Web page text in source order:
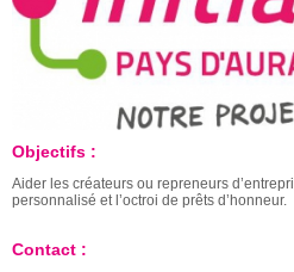
Objectifs :
Aider les créateurs ou repreneurs
personnalisé et l’octroi de prêts d’honneur.
Contact :